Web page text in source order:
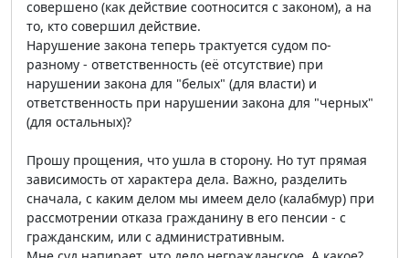
совершено (как действие соотносится с законом), а на
то, кто совершил действие.
Нарушение закона теперь трактуется судом по-
разному - ответственность (её отсутствие) при
нарушении закона для "белых" (для власти) и
ответственность при нарушении закона для "черных"
(для остальных)?
Прошу прощения, что ушла в сторону. Но тут прямая
зависимость от характера дела. Важно, разделить
сначала, с каким делом мы имеем дело (калабмур) при
рассмотрении отказа гражданину в его пенсии - с
гражданским, или с административным.